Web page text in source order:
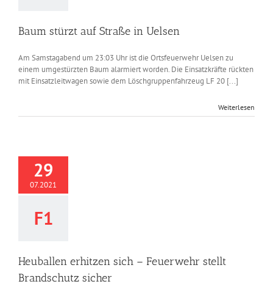
Baum stürzt auf Straße in Uelsen
Am Samstagabend um 23:03 Uhr ist die Ortsfeuerwehr Uelsen zu
einem umgestürzten Baum alarmiert worden. Die Einsatzkräfte rückten
mit Einsatzleitwagen sowie dem Löschgruppenfahrzeug LF 20 [...]
Weiterlesen
29
07.2021
F1
Heuballen erhitzen sich – Feuerwehr stellt
Brandschutz sicher